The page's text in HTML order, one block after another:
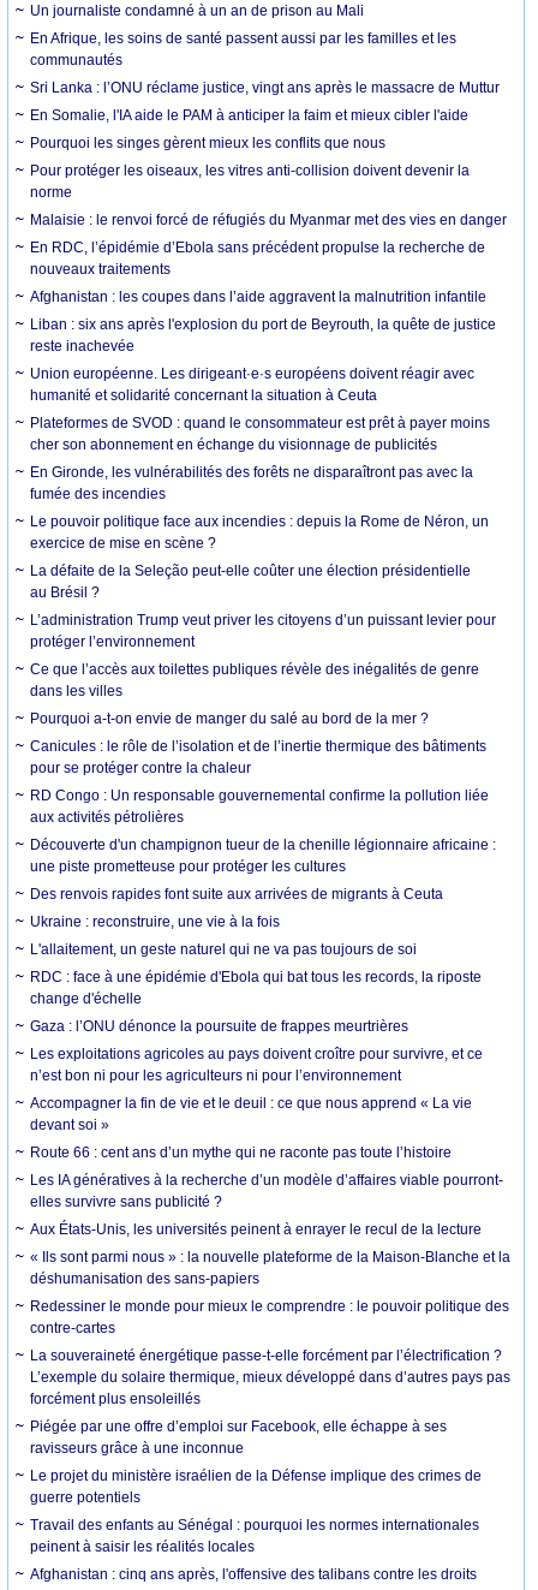
Un journaliste condamné à un an de prison au Mali
En Afrique, les soins de santé passent aussi par les familles et les
communautés
Sri Lanka : l’ONU réclame justice, vingt ans après le massacre de Muttur
En Somalie, l'IA aide le PAM à anticiper la faim et mieux cibler l'aide
Pourquoi les singes gèrent mieux les conflits que nous
Pour protéger les oiseaux, les vitres anti-collision doivent devenir la
norme
Malaisie : le renvoi forcé de réfugiés du Myanmar met des vies en danger
En RDC, l’épidémie d’Ebola sans précédent propulse la recherche de
nouveaux traitements
Afghanistan : les coupes dans l’aide aggravent la malnutrition infantile
Liban : six ans après l'explosion du port de Beyrouth, la quête de justice
reste inachevée
Union européenne. Les dirigeant·e·s européens doivent réagir avec
humanité et solidarité concernant la situation à Ceuta
Plateformes de SVOD : quand le consommateur est prêt à payer moins
cher son abonnement en échange du visionnage de publicités
En Gironde, les vulnérabilités des forêts ne disparaîtront pas avec la
fumée des incendies
Le pouvoir politique face aux incendies : depuis la Rome de Néron, un
exercice de mise en scène ?
La défaite de la Seleção peut-elle coûter une élection présidentielle
au Brésil ?
L’administration Trump veut priver les citoyens d’un puissant levier pour
protéger l’environnement
Ce que l’accès aux toilettes publiques révèle des inégalités de genre
dans les villes
Pourquoi a-t-on envie de manger du salé au bord de la mer ?
Canicules : le rôle de l’isolation et de l’inertie thermique des bâtiments
pour se protéger contre la chaleur
RD Congo : Un responsable gouvernemental confirme la pollution liée
aux activités pétrolières
Découverte d'un champignon tueur de la chenille légionnaire africaine :
une piste prometteuse pour protéger les cultures
Des renvois rapides font suite aux arrivées de migrants à Ceuta
Ukraine : reconstruire, une vie à la fois
L'allaitement, un geste naturel qui ne va pas toujours de soi
RDC : face à une épidémie d'Ebola qui bat tous les records, la riposte
change d'échelle
Gaza : l’ONU dénonce la poursuite de frappes meurtrières
Les exploitations agricoles au pays doivent croître pour survivre, et ce
n’est bon ni pour les agriculteurs ni pour l’environnement
Accompagner la fin de vie et le deuil : ce que nous apprend « La vie
devant soi »
Route 66 : cent ans d’un mythe qui ne raconte pas toute l’histoire
Les IA génératives à la recherche d’un modèle d’affaires viable pourront-
elles survivre sans publicité ?
Aux États-Unis, les universités peinent à enrayer le recul de la lecture
« Ils sont parmi nous » : la nouvelle plateforme de la Maison-Blanche et la
déshumanisation des sans-papiers
Redessiner le monde pour mieux le comprendre : le pouvoir politique des
contre-cartes
La souveraineté énergétique passe-t-elle forcément par l’électrification ?
L’exemple du solaire thermique, mieux développé dans d’autres pays pas
forcément plus ensoleillés
Piégée par une offre d’emploi sur Facebook, elle échappe à ses
ravisseurs grâce à une inconnue
Le projet du ministère israélien de la Défense implique des crimes de
guerre potentiels
Travail des enfants au Sénégal : pourquoi les normes internationales
peinent à saisir les réalités locales
Afghanistan : cinq ans après, l'offensive des talibans contre les droits